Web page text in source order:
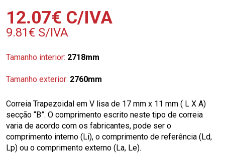
12.07€ C/IVA
9.81€ S/IVA
Tamanho interior: 2718mm
Tamanho exterior: 2760mm
Correia Trapezoidal em V lisa de 17 mm x 11 mm ( L X A)
secção “B”. O comprimento escrito neste tipo de correia
varia de acordo com os fabricantes, pode ser o
comprimento interno (Li), o comprimento de referência (Ld,
Lp) ou o comprimento externo (La, Le).